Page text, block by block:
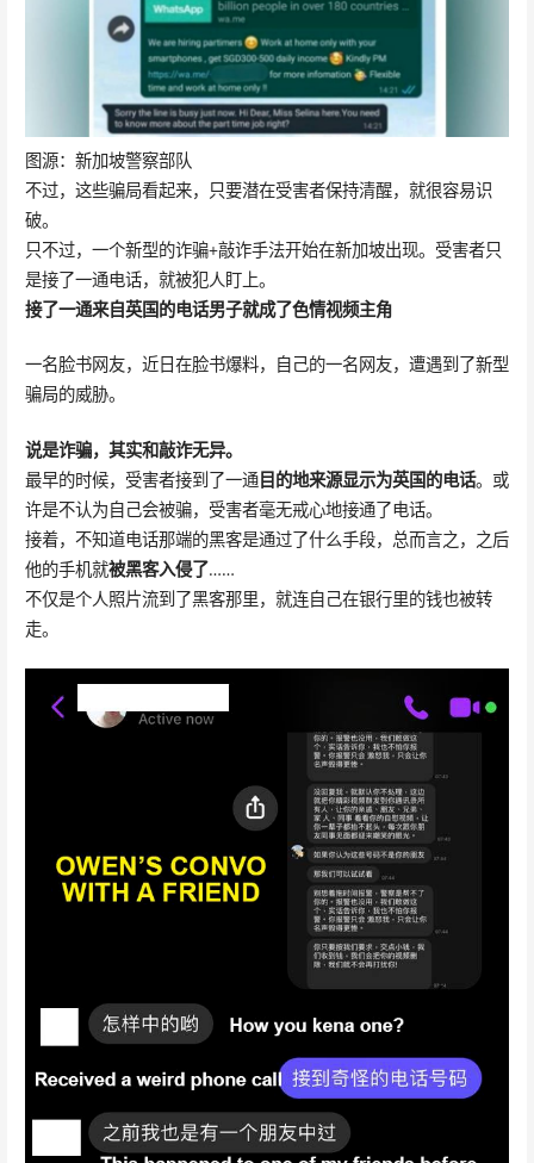
图源：新加坡警察部队
不过，这些骗局看起来，只要潜在受害者保持清醒，就很容易识
破。
只不过，一个新型的诈骗+敲诈手法开始在新加坡出现。受害者只
是接了一通电话，就被犯人盯上。
接了一通来自英国的电话男子就成了色情视频主角
一名脸书网友，近日在脸书爆料，自己的一名网友，遭遇到了新型
骗局的威胁。
说是诈骗，其实和敲诈无异。
最早的时候，受害者接到了一通目的地来源显示为英国的电话。或
许是不认为自己会被骗，受害者毫无戒心地接通了电话。
接着，不知道电话那端的黑客是通过了什么手段，总而言之，之后
他的手机就被黑客入侵了……
不仅是个人照片流到了黑客那里，就连自己在银行里的钱也被转
走。